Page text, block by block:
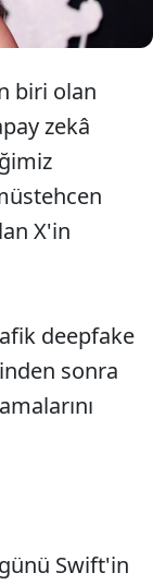
biri olan
zekâ
X'in
deepfake
sonra
Swift'in